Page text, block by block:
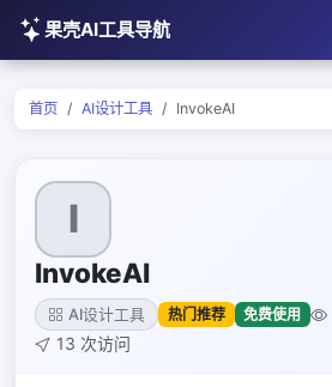
果壳AI工具导航
首页 AI设计工具 InvokeAI
I
InvokeAI
AI设计工具 热门推荐 免费使用
13 次访问